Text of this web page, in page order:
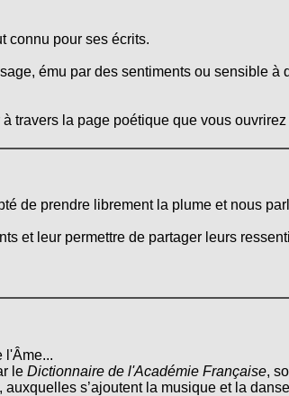
connu pour ses écrits.
ému par des sentiments ou sensible
travers la page poétique que vous
de prendre librement la plume et nous
et leur permettre de partager leurs
l'Âme...
le Dictionnaire de l'Académie Française,
s’ajoutent la musique et la